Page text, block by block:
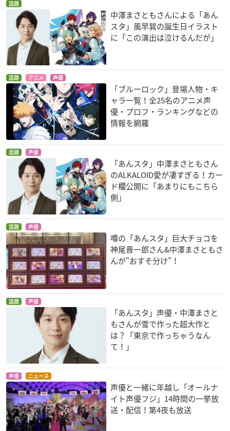
話題
中澤まさともさんによる「あん
スタ」風早巽の誕生日イラスト
に「この演出は泣けるんだが」
話題 アニメ 声優
「ブルーロック」登場人物・キ
ャラ一覧！全25名のアニメ声
優・プロフ・ランキングなどの
情報を網羅
話題 声優
「あんスタ」中澤まさともさん
のALKALOID愛が凄すぎる！カー
ド欄公開に「あまりにもこちら
側」
話題 声優
噂の「あんスタ」巨大チョコを
神尾晋一郎さん&中澤まさともさ
んが“おすそ分け”！
話題 声優
「あんスタ」声優・中澤まさと
もさんが雪で作った超大作と
は？「東京で作っちゃうなん
て！」
声優 ニュース
声優と一緒に年越し「オールナ
イト声優フジ」14時間の一挙放
送・配信！第4夜も放送